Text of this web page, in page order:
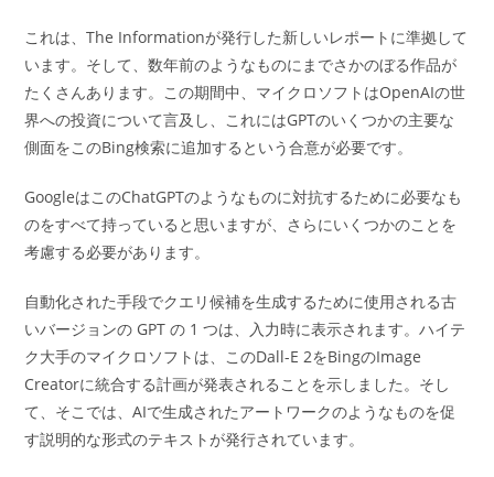
これは、The Informationが発行した新しいレポートに準拠して
います。そして、数年前のようなものにまでさかのぼる作品が
たくさんあります。この期間中、マイクロソフトはOpenAIの世
界への投資について言及し、これにはGPTのいくつかの主要な
側面をこのBing検索に追加するという合意が必要です。
GoogleはこのChatGPTのようなものに対抗するために必要なも
のをすべて持っていると思いますが、さらにいくつかのことを
考慮する必要があります。
自動化された手段でクエリ候補を生成するために使用される古
いバージョンの GPT の 1 つは、入力時に表示されます。ハイテ
ク大手のマイクロソフトは、このDall-E 2をBingのImage
Creatorに統合する計画が発表されることを示しました。そし
て、そこでは、AIで生成されたアートワークのようなものを促
す説明的な形式のテキストが発行されています。